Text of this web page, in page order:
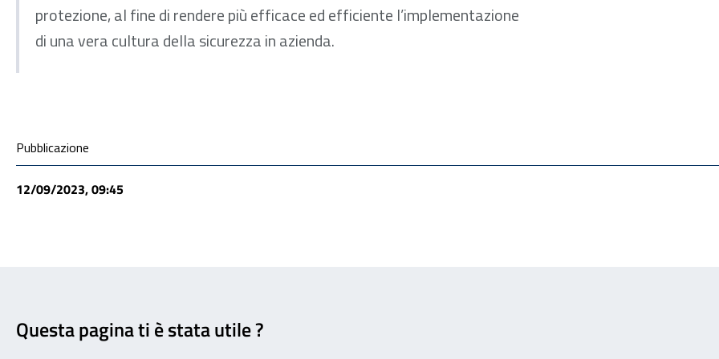
protezione, al fine di rendere più efficace ed efficiente l’implementazione
di una vera cultura della sicurezza in azienda.
Condivisione social
Pubblicazione
12/09/2023, 09:45
Questa pagina ti è stata utile ?